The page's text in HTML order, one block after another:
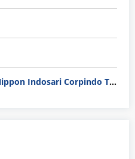
Lowongan Kerja PT Nippon Indosari Corpindo Tbk. Bulan Agustus 2026